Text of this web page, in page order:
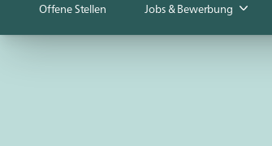
Offene Stellen Jobs & Bewerbung